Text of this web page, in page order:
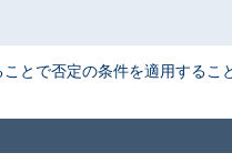
とで否定の条件を適用するこ